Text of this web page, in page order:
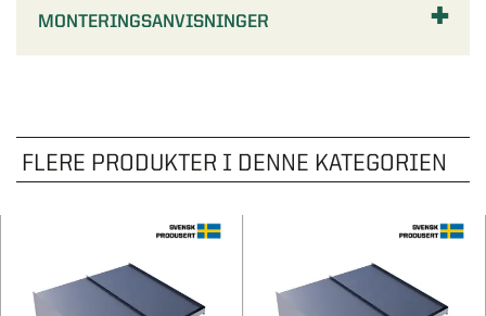
MONTERINGSANVISNINGER
FLERE PRODUKTER I DENNE KATEGORIEN